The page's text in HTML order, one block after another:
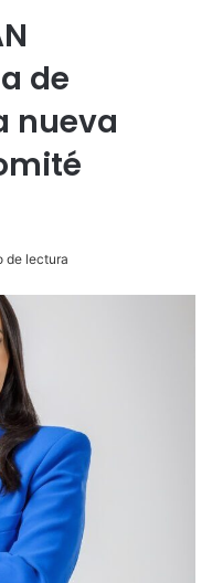
de
nueva
de lectura